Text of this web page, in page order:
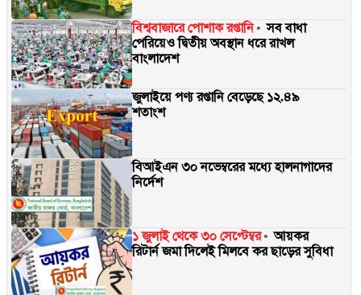
বিশ্ববাজারে পোশাক রপ্তানি
সব বাধা
পেরিয়েও দ্বিতীয় অবস্থান ধরে রাখল
বাংলাদেশ
জুলাইয়ে পণ্য রপ্তানি বেড়েছে ১২.৪৯
শতাংশ
বিআইএন ৩০ নভেম্বরের মধ্যে হালনাগাদের
নির্দেশ
১ জুলাই থেকে ৩০ সেপ্টেম্বর
আয়কর
রিটার্ন জমা দিলেই মিলবে কর ছাড়ের সুবিধা